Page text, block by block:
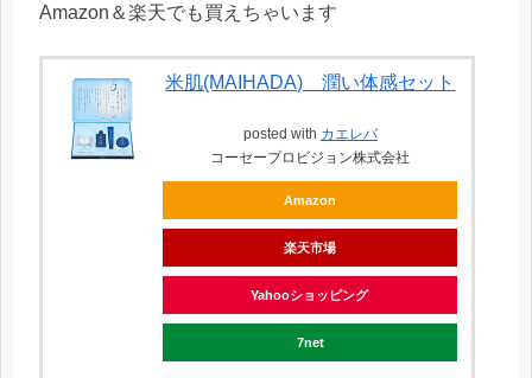
Amazon＆楽天でも買えちゃいます
米肌(MAIHADA) 潤い体感セット
posted with カエレバ
コーセープロビジョン株式会社
Amazon
楽天市場
Yahooショッピング
7net